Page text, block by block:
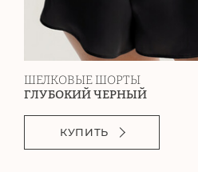
ШЕЛКОВЫЕ ШОРТЫ
ГЛУБОКИЙ ЧЕРНЫЙ
КУПИТЬ